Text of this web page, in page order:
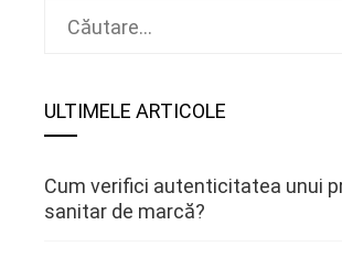
Caută
ULTIMELE ARTICOLE
Cum verifici autenticitatea unui
sanitar de marcă?